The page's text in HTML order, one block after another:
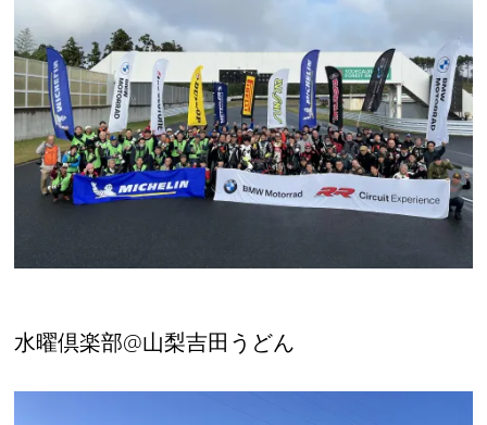
水曜倶楽部@山梨吉田うどん